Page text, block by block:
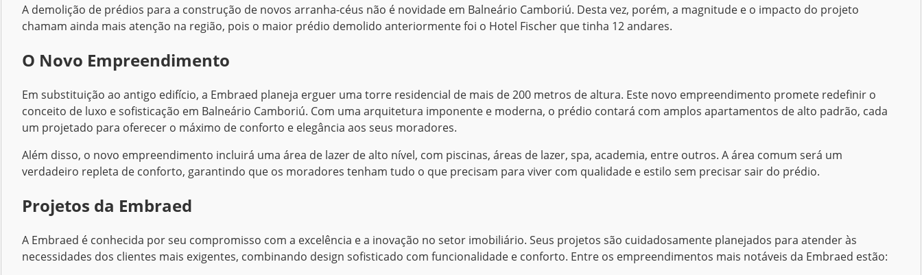
A demolição de prédios para a construção de novos arranha-céus não é novidade em Balneário Camboriú. Desta vez, porém, a magnitude e o impacto do projeto
chamam ainda mais atenção na região, pois o maior prédio demolido anteriormente foi o Hotel Fischer que tinha 12 andares.
O Novo Empreendimento
Em substituição ao antigo edifício, a Embraed planeja erguer uma torre residencial de mais de 200 metros de altura. Este novo empreendimento promete redefinir o
conceito de luxo e sofisticação em Balneário Camboriú. Com uma arquitetura imponente e moderna, o prédio contará com amplos apartamentos de alto padrão, cada
um projetado para oferecer o máximo de conforto e elegância aos seus moradores.
Além disso, o novo empreendimento incluirá uma área de lazer de alto nível, com piscinas, áreas de lazer, spa, academia, entre outros. A área comum será um
verdadeiro repleta de conforto, garantindo que os moradores tenham tudo o que precisam para viver com qualidade e estilo sem precisar sair do prédio.
Projetos da Embraed
A Embraed é conhecida por seu compromisso com a excelência e a inovação no setor imobiliário. Seus projetos são cuidadosamente planejados para atender às
necessidades dos clientes mais exigentes, combinando design sofisticado com funcionalidade e conforto. Entre os empreendimentos mais notáveis da Embraed estão: